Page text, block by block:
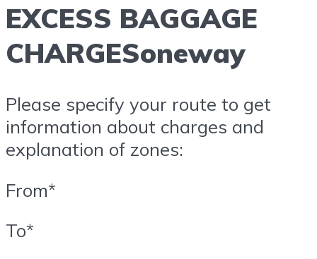
EXCESS BAGGAGE
CHARGESoneway
Please specify your route to get
information about charges and
explanation of zones:
From*
To*